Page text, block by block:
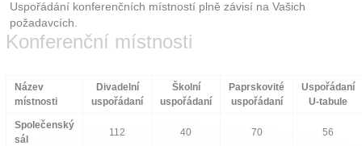
Uspořádání konferenčních místností plně závisí na Vašich
požadavcích.
Konferenční místnosti
Název
místnosti
Divadelní
uspořádaní
Školní
uspořádaní
Paprskovité
uspořádaní
Uspořádaní
U-tabule
Společenský
sál
112 40 70 56